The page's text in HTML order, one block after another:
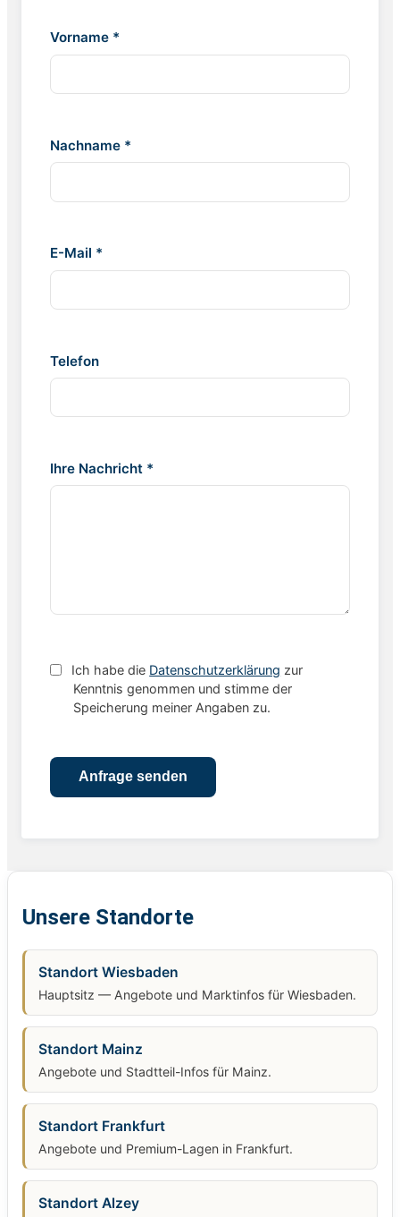
Vorname *
Nachname *
E-Mail *
Telefon
Ihre Nachricht *
Ich habe die Datenschutzerklärung zur
Kenntnis genommen und stimme der
Speicherung meiner Angaben zu.
Unsere Standorte
Standort Wiesbaden
Hauptsitz — Angebote und Marktinfos für Wiesbaden.
Standort Mainz
Angebote und Stadtteil-Infos für Mainz.
Standort Frankfurt
Angebote und Premium-Lagen in Frankfurt.
Standort Alzey